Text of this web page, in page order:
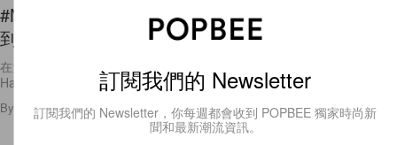
#NYFW：致敬傳奇舞廳，Michael Kors 帶我們回
到華麗而狂野的閃耀年代！
在大勢收購了義大利品牌 Versace 之後，Michael Kors 又由超模 Bella
Hadid 和楊冪帶來了熱騰騰的 2019
By Amber Ku/2019年2月16日 11
訂閱我們的 Newsletter
訂閱我們的 Newsletter，你每週都會收到 POPBEE 獨家時尚新
聞和最新潮流資訊。